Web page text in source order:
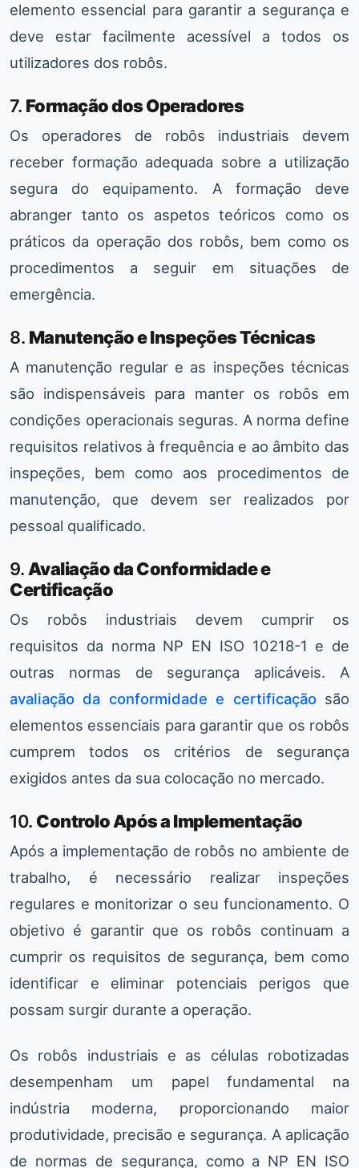
elemento essencial para garantir a segurança e
deve estar facilmente acessível a todos os
utilizadores dos robôs.
7. Formação dos Operadores
Os operadores de robôs industriais devem
receber formação adequada sobre a utilização
segura do equipamento. A formação deve
abranger tanto os aspetos teóricos como os
práticos da operação dos robôs, bem como os
procedimentos a seguir em situações de
emergência.
8. Manutenção e Inspeções Técnicas
A manutenção regular e as inspeções técnicas
são indispensáveis para manter os robôs em
condições operacionais seguras. A norma define
requisitos relativos à frequência e ao âmbito das
inspeções, bem como aos procedimentos de
manutenção, que devem ser realizados por
pessoal qualificado.
9. Avaliação da Conformidade e
Certificação
Os robôs industriais devem cumprir os
requisitos da norma NP EN ISO 10218-1 e de
outras normas de segurança aplicáveis. A
avaliação da conformidade e certificaçãosão
elementos essenciais para garantir que os robôs
cumprem todos os critérios de segurança
exigidos antes da sua colocação no mercado.
10. Controlo Após a Implementação
Após a implementação de robôs no ambiente de
trabalho, é necessário realizar inspeções
regulares e monitorizar o seu funcionamento. O
objetivo é garantir que os robôs continuam a
cumprir os requisitos de segurança, bem como
identificar e eliminar potenciais perigos que
possam surgir durante a operação.
Os robôs industriais e as células robotizadas
desempenham um papel fundamental na
indústria moderna, proporcionando maior
produtividade, precisão e segurança. A aplicação
de normas de segurança, como a NP EN ISO